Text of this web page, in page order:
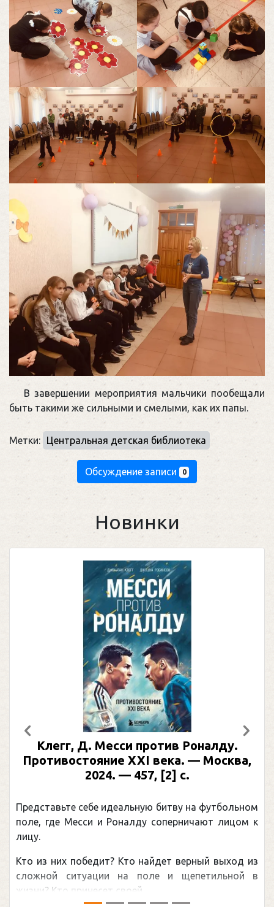
В завершении мероприятия мальчики пообещали
быть такими же сильными и смелыми, как их папы.
Метки: Центральная детская библиотека
Обсуждение записи 0
Новинки
Клегг, Д. Месси против Роналду.
Противостояние XXI века. — Москва,
2024. — 457, [2] с.
себе идеальную битву на футбольном
где Месси и Роналду соперничают лицом к
из них победит? Кто найдет верный выход из
ситуации на поле и щепетильной в
Кто принесет своей ...
Предыдущий